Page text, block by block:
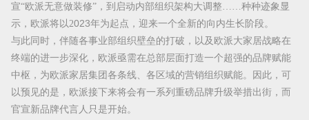
宣“欧派无意做装修”，到启动内部组织架构大调整……种种迹象显
示，欧派将以2023年为起点，迎来一个全新的向内生长阶段。
与此同时，伴随各事业部组织壁垒的打破，以及欧派大家居战略在
终端的进一步深化，欧派亟需在总部层面打造一个超强的品牌赋能
中枢，为欧派家居集团各条线、各区域的营销组织赋能。因此，可
以预见的是，欧派接下来将会有一系列重磅品牌升级举措出街，而
官宣新品牌代言人只是开始。